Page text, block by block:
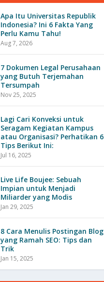
Apa Itu Universitas Republik
Indonesia? Ini 6 Fakta Yang
Perlu Kamu Tahu!
Aug 7, 2026
7 Dokumen Legal Perusahaan
yang Butuh Terjemahan
Tersumpah
Nov 25, 2025
Lagi Cari Konveksi untuk
Seragam Kegiatan Kampus
atau Organisasi? Perhatikan 6
Tips Berikut Ini:
Jul 16, 2025
Live Life Boujee: Sebuah
Impian untuk Menjadi
Miliarder yang Modis
Jan 29, 2025
8 Cara Menulis Postingan Blog
yang Ramah SEO: Tips dan
Trik
Jan 15, 2025